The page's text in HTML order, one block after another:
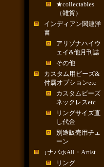
★collectables
（雑貨）
インディアン関連洋
書
アリゾナハイウ
ェイ&他月刊誌
その他
カスタム用ビーズ&
付属オプションetc
カスタムビーズ
ネックレスetc
リングサイズ直
し代金
別途販売用チェ
ーン
↓ナバホAll・Artist
リング